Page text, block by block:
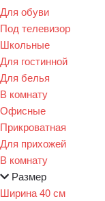
Для обуви
Под телевизор
Школьные
Для гостинной
Для белья
В комнату
Офисные
Прикроватная
Для прихожей
В комнату
Размер
Ширина 40 см